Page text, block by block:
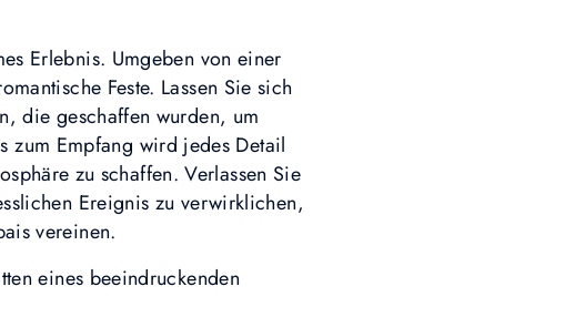
Erlebnis. Umgeben von einer
Feste. Lassen Sie sich
die geschaffen wurden, um
zum Empfang wird jedes Detail
zu schaffen. Verlassen Sie
Ereignis zu verwirklichen,
vereinen.
eines beeindruckenden